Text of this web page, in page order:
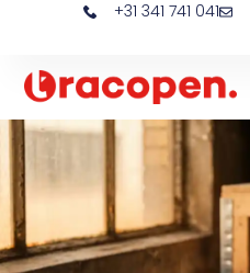
+31 341 741 041